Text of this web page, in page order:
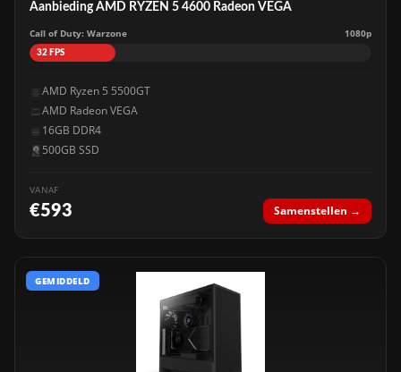
Aanbieding AMD RYZEN 5 4600 Radeon VEGA
Call of Duty: Warzone 1080p
32 FPS
AMD Ryzen 5 5500GT
AMD Radeon VEGA
16GB DDR4
500GB SSD
VANAF
€593 Samenstellen →
GEMIDDELD